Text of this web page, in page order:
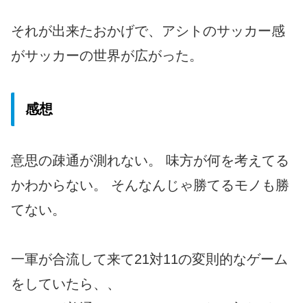
それが出来たおかげで、アシトのサッカー感
がサッカーの世界が広がった。
感想
意思の疎通が測れない。 味方が何を考えてる
かわからない。 そんなんじゃ勝てるモノも勝
てない。
一軍が合流して来て21対11の変則的なゲーム
をしていたら、、